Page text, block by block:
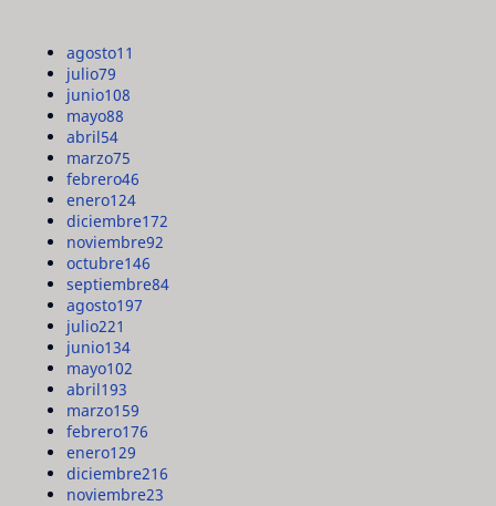
agosto11
julio79
junio108
mayo88
abril54
marzo75
febrero46
enero124
diciembre172
noviembre92
octubre146
septiembre84
agosto197
julio221
junio134
mayo102
abril193
marzo159
febrero176
enero129
diciembre216
noviembre23